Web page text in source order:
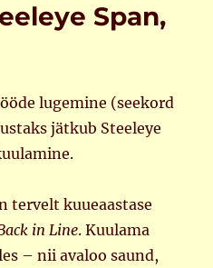
Span,
lugemine (seekord
jätkub Steeleye
tervelt kuueaastase
in Line. Kuulama
– nii avaloo saund,